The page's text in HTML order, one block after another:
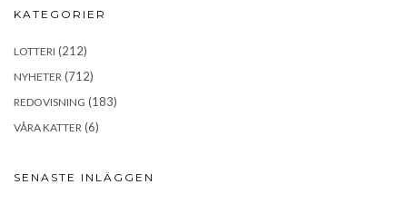
KATEGORIER
LOTTERI (212)
NYHETER (712)
REDOVISNING (183)
VÅRA KATTER (6)
SENASTE INLÄGGEN